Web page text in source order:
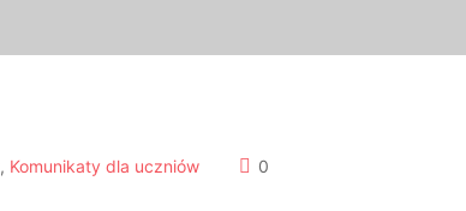
, Komunikaty dla uczniów 0